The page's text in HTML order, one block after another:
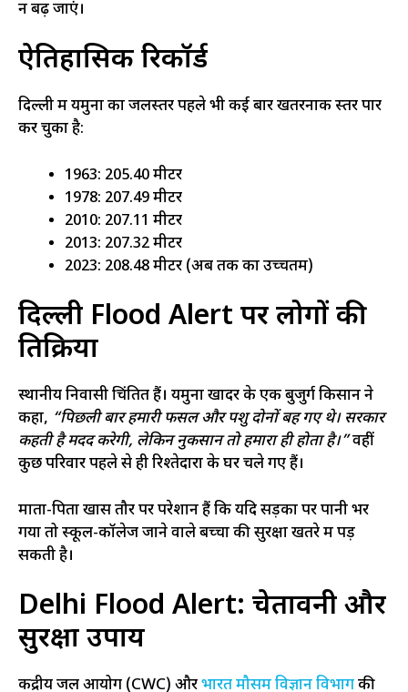
न बढ़ जाएं।
ऐतिहासिक रिकॉर्ड
दिल्ली में यमुना का जलस्तर पहले भी कई बार खतरनाक स्तर पार
कर चुका है:
1963: 205.40 मीटर
1978: 207.49 मीटर
2010: 207.11 मीटर
2013: 207.32 मीटर
2023: 208.48 मीटर (अब तक का उच्चतम)
दिल्ली Flood Alert पर लोगों की
प्रतिक्रिया
स्थानीय निवासी चिंतित हैं। यमुना खादर के एक बुजुर्ग किसान ने
कहा, “पिछली बार हमारी फसल और पशु दोनों बह गए थे। सरकार
कहती है मदद करेगी, लेकिन नुकसान तो हमारा ही होता है।”वहीं
कुछ परिवार पहले से ही रिश्तेदारों के घर चले गए हैं।
माता-पिता खास तौर पर परेशान हैं कि यदि सड़कों पर पानी भर
गया तो स्कूल-कॉलेज जाने वाले बच्चों की सुरक्षा खतरे में पड़
सकती है।
Delhi Flood Alert: चेतावनी और
सुरक्षा उपाय
केंद्रीय जल आयोग (CWC) औरभारत मौसम विज्ञान विभागकी